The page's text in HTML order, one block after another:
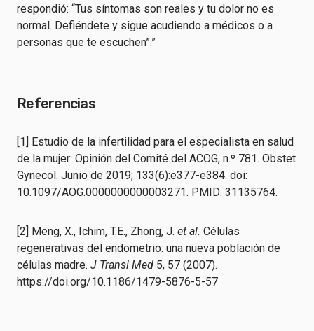
respondió: “Tus síntomas son reales y tu dolor no es
normal. Defiéndete y sigue acudiendo a médicos o a
personas que te escuchen”.”
Referencias
[1] Estudio de la infertilidad para el especialista en salud
de la mujer: Opinión del Comité del ACOG, n.º 781. Obstet
Gynecol. Junio de 2019; 133(6):e377-e384. doi:
10.1097/AOG.0000000000003271. PMID: 31135764.
[2] Meng, X., Ichim, T.E., Zhong, J. et al. Células
regenerativas del endometrio: una nueva población de
células madre. J Transl Med 5, 57 (2007).
https://doi.org/10.1186/1479-5876-5-57